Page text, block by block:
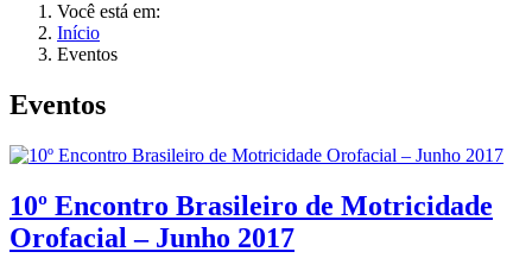
Você está em:
Início
Eventos
Eventos
10º Encontro Brasileiro de Motricidade
Orofacial – Junho 2017